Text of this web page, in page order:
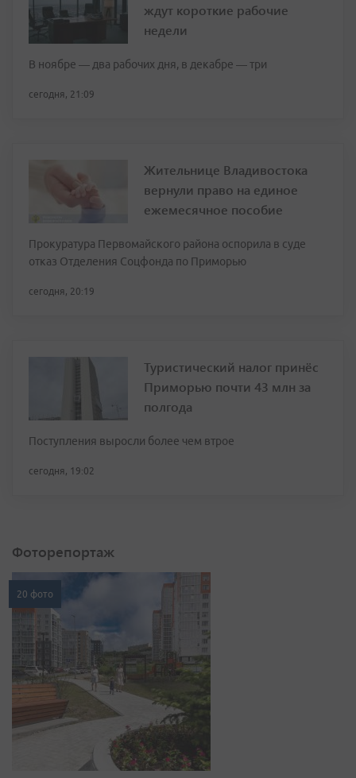
ждут короткие рабочие
недели
В ноябре — два рабочих дня, в декабре — три
сегодня, 21:09
Жительнице Владивостока
вернули право на единое
ежемесячное пособие
Прокуратура Первомайского района оспорила в суде
отказ Отделения Соцфонда по Приморью
сегодня, 20:19
Туристический налог принёс
Приморью почти 43 млн за
полгода
Поступления выросли более чем втрое
сегодня, 19:02
Фоторепортаж
20 фото